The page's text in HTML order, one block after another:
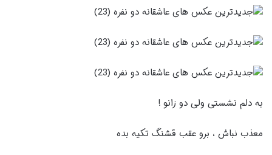
به دلم نشستی ولی دو زانو !
معذب نباش ، برو عقب قشنگ تکیه بده